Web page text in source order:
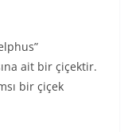
ait bir çiçektir.
bir çiçek